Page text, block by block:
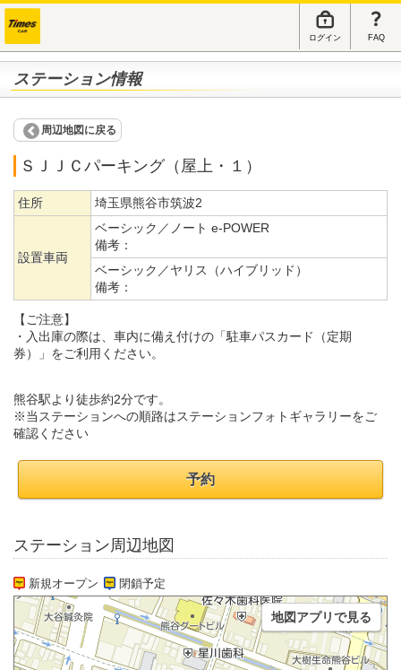
ログイン FAQ
ステーション情報
周辺地図に戻る
ＳＪＪＣパーキング（屋上・１）
住所 埼玉県熊谷市筑波2
設置車両
ベーシック／ノート e-POWER
備考：
ベーシック／ヤリス（ハイブリッド）
備考：
【ご注意】
・入出庫の際は、車内に備え付けの「駐車パスカード（定期
券）」をご利用ください。
熊谷駅より徒歩約2分です。
※当ステーションへの順路はステーションフォトギャラリーをご
確認ください
予約
ステーション周辺地図
新規オープン 閉鎖予定
地図アプリで見る